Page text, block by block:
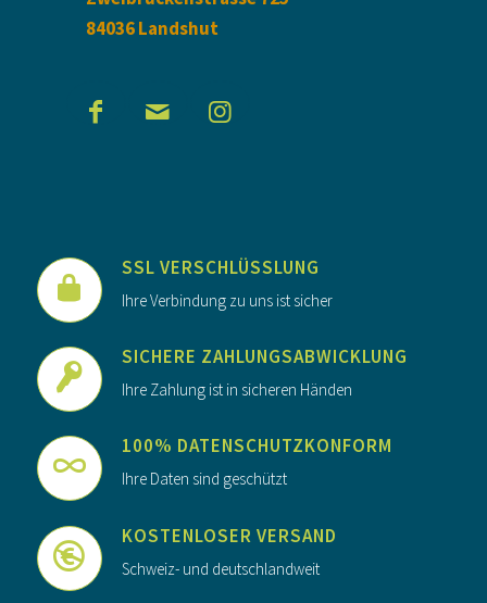
84036 Landshut
SSL VERSCHLÜSSLUNG
Ihre Verbindung zu uns ist sicher
SICHERE ZAHLUNGSABWICKLUNG
Ihre Zahlung ist in sicheren Händen
100% DATENSCHUTZKONFORM
Ihre Daten sind geschützt
KOSTENLOSER VERSAND
Schweiz- und deutschlandweit